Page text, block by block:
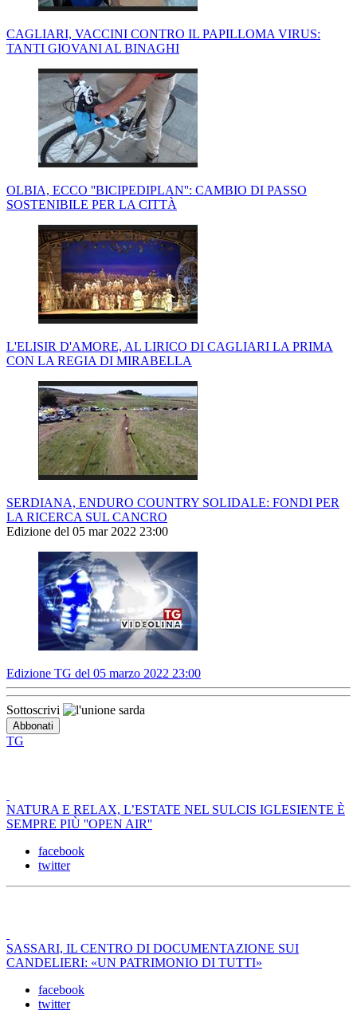
CAGLIARI, VACCINI CONTRO IL PAPILLOMA VIRUS:
TANTI GIOVANI AL BINAGHI
OLBIA, ECCO ''BICIPEDIPLAN'': CAMBIO DI PASSO
SOSTENIBILE PER LA CITTÀ
L'ELISIR D'AMORE, AL LIRICO DI CAGLIARI LA PRIMA
CON LA REGIA DI MIRABELLA
SERDIANA, ENDURO COUNTRY SOLIDALE: FONDI PER
LA RICERCA SUL CANCRO
Edizione del 05 mar 2022 23:00
Edizione TG del 05 marzo 2022 23:00
Sottoscrivi
TG
NATURA E RELAX, L’ESTATE NEL SULCIS IGLESIENTE È
SEMPRE PIÙ ''OPEN AIR''
facebook
twitter
SASSARI, IL CENTRO DI DOCUMENTAZIONE SUI
CANDELIERI: «UN PATRIMONIO DI TUTTI»
facebook
twitter